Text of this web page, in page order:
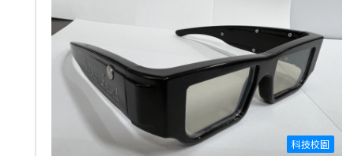
科技校園